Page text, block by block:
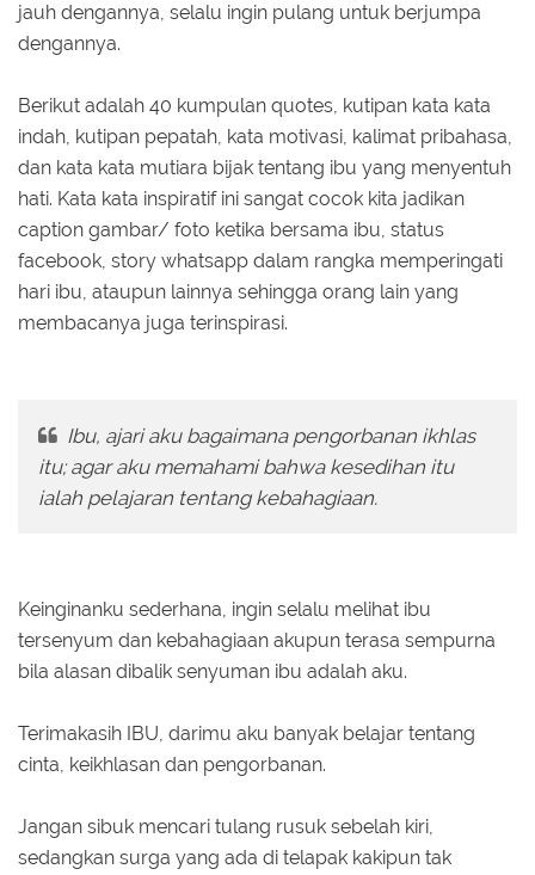
jauh dengannya, selalu ingin pulang untuk berjumpa
dengannya.
Berikut adalah 40 kumpulan quotes, kutipan kata kata
indah, kutipan pepatah, kata motivasi, kalimat pribahasa,
dan kata kata mutiara bijak tentang ibu yang menyentuh
hati. Kata kata inspiratif ini sangat cocok kita jadikan
caption gambar/ foto ketika bersama ibu, status
facebook, story whatsapp dalam rangka memperingati
hari ibu, ataupun lainnya sehingga orang lain yang
membacanya juga terinspirasi.
Ibu, ajari aku bagaimana pengorbanan ikhlas
itu; agar aku memahami bahwa kesedihan itu
ialah pelajaran tentang kebahagiaan.
Keinginanku sederhana, ingin selalu melihat ibu
tersenyum dan kebahagiaan akupun terasa sempurna
bila alasan dibalik senyuman ibu adalah aku.
Terimakasih IBU, darimu aku banyak belajar tentang
cinta, keikhlasan dan pengorbanan.
Jangan sibuk mencari tulang rusuk sebelah kiri,
sedangkan surga yang ada di telapak kakipun tak